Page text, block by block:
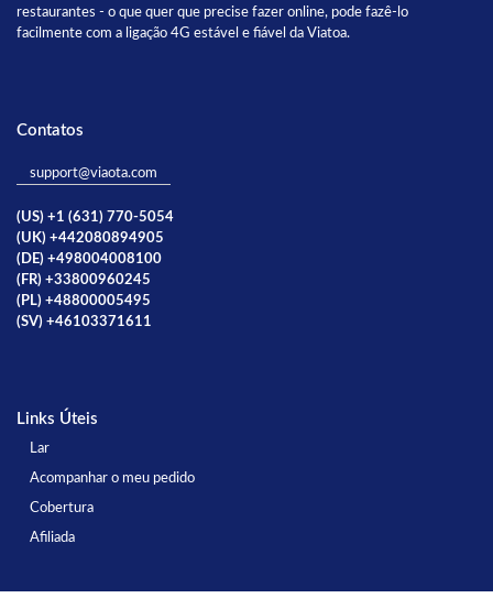
restaurantes - o que quer que precise fazer online, pode fazê-lo
facilmente com a ligação 4G estável e fiável da Viatoa.
Contatos
support@viaota.com
(US) +1 (631) 770-5054
(UK) +442080894905
(DE) +498004008100
(FR) +33800960245
(PL) +48800005495
(SV) +46103371611
Links Úteis
Lar
Acompanhar o meu pedido
Cobertura
Afiliada